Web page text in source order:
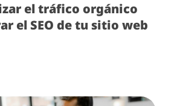
el tráfico orgánico
el SEO de tu sitio web